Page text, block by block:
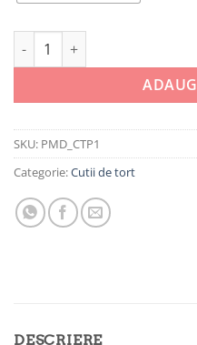
Cantitate Cutii de tort
SKU: PMD_CTP1
Categorie:Cutii de tort
DESCRIERE